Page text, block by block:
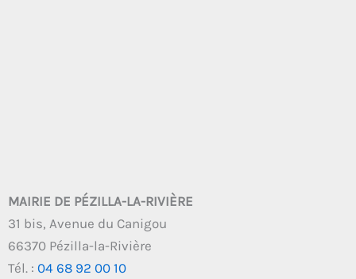
MAIRIE DE PÉZILLA-LA-RIVIÈRE
31 bis, Avenue du Canigou
66370 Pézilla-la-Rivière
Tél. : 04 68 92 00 10